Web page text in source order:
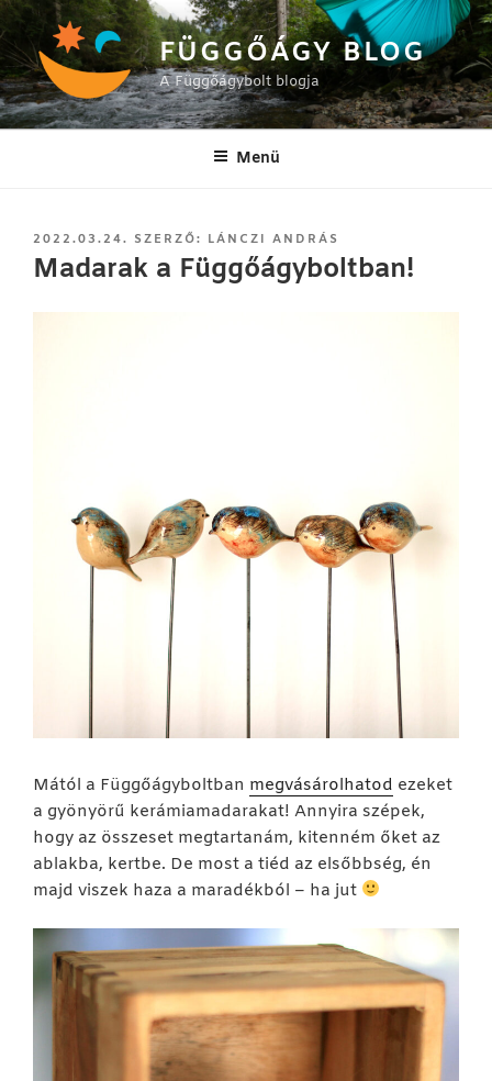
Tartalomhoz
FÜGGŐÁGY BLOG
A Függőágybolt blogja
Menü
BEKÜLDVE:
2022.03.24. SZERZŐ: LÁNCZI ANDRÁS
Madarak a Függőágyboltban!
Mától a Függőágyboltban megvásárolhatod ezeket
a gyönyörű kerámiamadarakat! Annyira szépek,
hogy az összeset megtartanám, kitenném őket az
ablakba, kertbe. De most a tiéd az elsőbbség, én
majd viszek haza a maradékból – ha jut